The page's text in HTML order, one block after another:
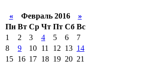
«Февраль 2016 »
Пн Вт Ср Чт Пт Сб Вс
1
2 3 4 5 6
7
8
9 10 11 12 13 14
15 16 17 18 19 20 21